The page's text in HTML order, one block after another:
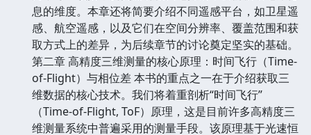
息的维度。本章还将简要介绍不同遥感平台，如卫星遥
感、航空遥感，以及它们在空间分辨率、覆盖范围和获
取方式上的差异，为后续章节的讨论奠定坚实的基础。
第二章 高精度三维测量的核心原理：时间飞行（Time-
of-Flight）与相位差 本书的重点之一在于介绍获取三
维数据的核心技术。我们将着重剖析“时间飞行”
（Time-of-Flight, ToF）原理，这是目前许多高精度三
维测量系统中普遍采用的测量手段。该原理基于光速恒